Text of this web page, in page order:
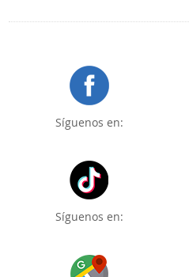
Síguenos en:
Síguenos en: